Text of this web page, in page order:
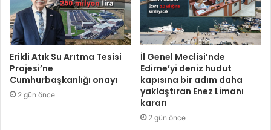
Erikli Atık Su Arıtma Tesisi
Projesi’ne
Cumhurbaşkanlığı onayı
2 gün önce
İl Genel Meclisi’nde
Edirne’yi deniz hudut
kapısına bir adım daha
yaklaştıran Enez Limanı
kararı
2 gün önce